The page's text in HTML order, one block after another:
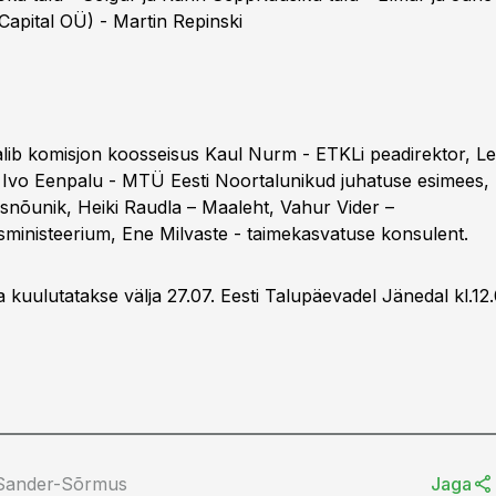
OÜ) - Martin Repinski
komisjon koosseisus Kaul Nurm - ETKLi peadirektor,
Eenpalu - MTÜ Eesti Noortalunikud juhatuse esimees,
Heiki Raudla – Maaleht, Vahur Vider –
Ene Milvaste - taimekasvatuse konsulent.
kuulutatakse välja 27.07. Eesti Talupäevadel Jänedal
Sõrmus Jaga